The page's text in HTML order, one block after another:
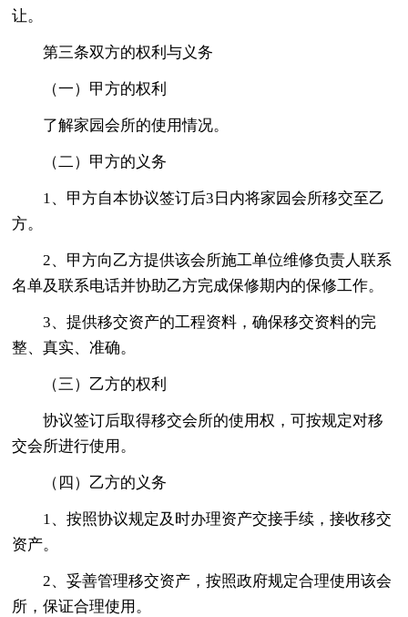
让。
第三条双方的权利与义务
（一）甲方的权利
了解家园会所的使用情况。
（二）甲方的义务
1、甲方自本协议签订后3日内将家园会所移交至乙
方。
2、甲方向乙方提供该会所施工单位维修负责人联系
名单及联系电话并协助乙方完成保修期内的保修工作。
3、提供移交资产的工程资料，确保移交资料的完
整、真实、准确。
（三）乙方的权利
协议签订后取得移交会所的使用权，可按规定对移
交会所进行使用。
（四）乙方的义务
1、按照协议规定及时办理资产交接手续，接收移交
资产。
2、妥善管理移交资产，按照政府规定合理使用该会
所，保证合理使用。